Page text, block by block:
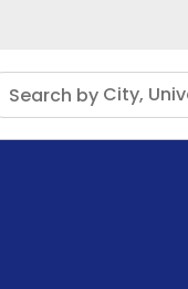
Search by City,